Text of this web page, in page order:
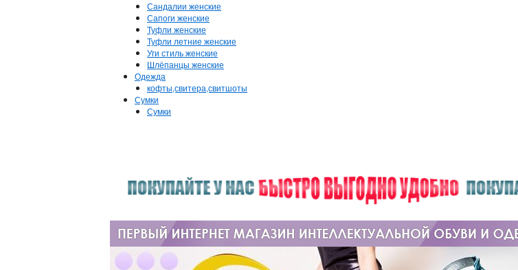
Сандалии женские
Сапоги женские
Туфли женские
Туфли летние женские
Уги стиль женские
Шлёпанцы женские
Одежда
кофты,свитера,свитшоты
Сумки
Сумки